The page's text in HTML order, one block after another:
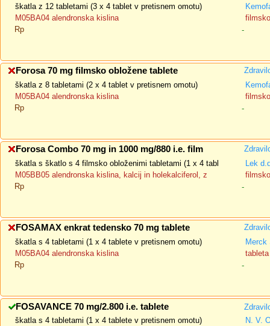
škatla z 12 tabletami (3 x 4 tablet v pretisnem omotu)
M05BA04 alendronska kislina
Rp
-
Forosa 70 mg filmsko obložene tablete
škatla z 8 tabletami (2 x 4 tablet v pretisnem omotu)
M05BA04 alendronska kislina
Rp
-
Forosa Combo 70 mg in 1000 mg/880 i.e. film
škatla s škatlo s 4 filmsko obloženimi tabletami (1 x 4 tabl
Lek
M05BB05 alendronska kislina, kalcij in holekalciferol, z
Rp
-
FOSAMAX enkrat tedensko 70 mg tablete
škatla s 4 tabletami (1 x 4 tablete v pretisnem omotu)
Merck
M05BA04 alendronska kislina
tableta
Rp
-
FOSAVANCE 70 mg/2.800 i.e. tablete
škatla s 4 tabletami (1 x 4 tablete v pretisnem omotu)
N. V.